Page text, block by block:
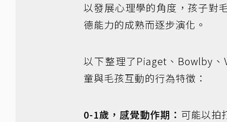
以發展心理學的角度，孩子對
德能力的成熟而逐步演化。
以下整理了Piaget、Bowlby
童與毛孩互動的行為特徵：
0-1歲，感覺動作期： 可能以拍